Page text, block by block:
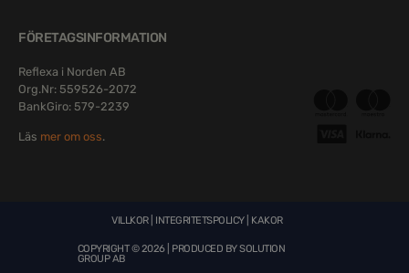
FÖRETAGSINFORMATION
Reflexa i Norden AB
Org.Nr: 559526-2072
BankGiro: 579-2239
Läs mer om oss.
VILLKOR| INTEGRITETSPOLICY| KAKOR
COPYRIGHT © 2026 | PRODUCED BYSOLUTION
GROUP AB